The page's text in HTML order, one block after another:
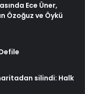
Ece Üner,
Özoğuz ve Öykü
silindi: Halk